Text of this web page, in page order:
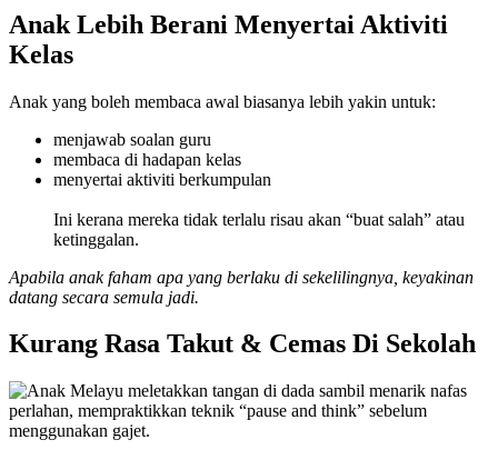
Anak Lebih Berani Menyertai Aktiviti
Kelas
Anak yang boleh membaca awal biasanya lebih yakin untuk:
menjawab soalan guru
membaca di hadapan kelas
menyertai aktiviti berkumpulan
Ini kerana mereka tidak terlalu risau akan “buat salah” atau
ketinggalan.
Apabila anak faham apa yang berlaku di sekelilingnya, keyakinan
datang secara semula jadi.
Kurang Rasa Takut & Cemas Di Sekolah